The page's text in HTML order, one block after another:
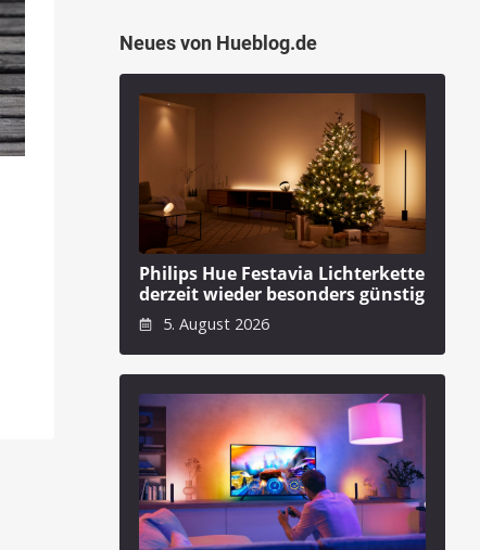
Neues von Hueblog.de
Philips Hue Festavia Lichterkette
derzeit wieder besonders günstig
5. August 2026